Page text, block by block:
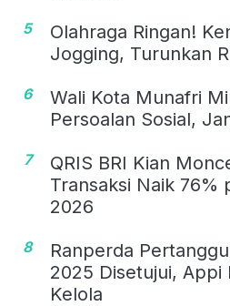
5
Olahraga Ringan!
Jogging, Turunkan
6
Wali Kota Munafri
Persoalan Sosial,
7
QRIS BRI Kian
Transaksi Naik 76%
2026
8
Ranperda
2025 Disetujui, Appi
Kelola